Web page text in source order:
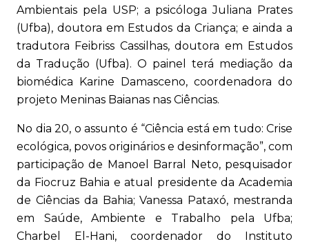
Ambientais pela USP; a psicóloga Juliana Prates
(Ufba), doutora em Estudos da Criança; e ainda a
tradutora Feibriss Cassilhas, doutora em Estudos
da Tradução (Ufba). O painel terá mediação da
biomédica Karine Damasceno, coordenadora do
projeto Meninas Baianas nas Ciências.
No dia 20, o assunto é “Ciência está em tudo: Crise
ecológica, povos originários e desinformação”, com
participação de Manoel Barral Neto, pesquisador
da Fiocruz Bahia e atual presidente da Academia
de Ciências da Bahia; Vanessa Pataxó, mestranda
em Saúde, Ambiente e Trabalho pela Ufba;
Charbel El-Hani, coordenador do Instituto